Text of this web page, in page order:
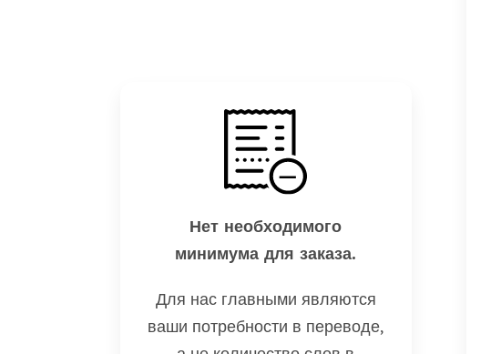
Нет необходимого
минимума для заказа.
Для нас главными являются
ваши потребности в переводе,